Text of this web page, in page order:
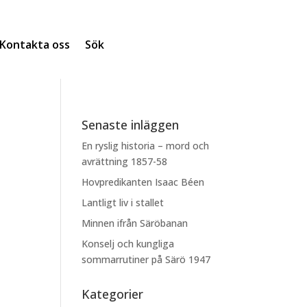
oss Sök
Senaste inläggen
En ryslig historia – mord och
avrättning 1857-58
Hovpredikanten Isaac Béen
Lantligt liv i stallet
Minnen ifrån Säröbanan
Konselj och kungliga
sommarrutiner på Särö 1947
Kategorier